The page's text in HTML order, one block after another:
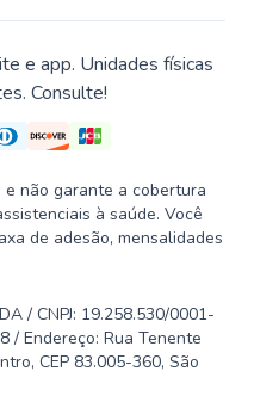
e app. Unidades físicas
Consulte!
não garante a cobertura
à saúde. Você
de adesão, mensalidades
/ CNPJ: 19.258.530/0001-
/ Endereço: Rua Tenente
CEP 83.005-360, São